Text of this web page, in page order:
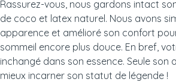
Rassurez-vous, nous gardons intact
de coco et latex naturel. Nous avons
apparence et amélioré son confort
sommeil encore plus douce. En bref,
inchangé dans son essence. Seule son
mieux incarner son statut de légende !